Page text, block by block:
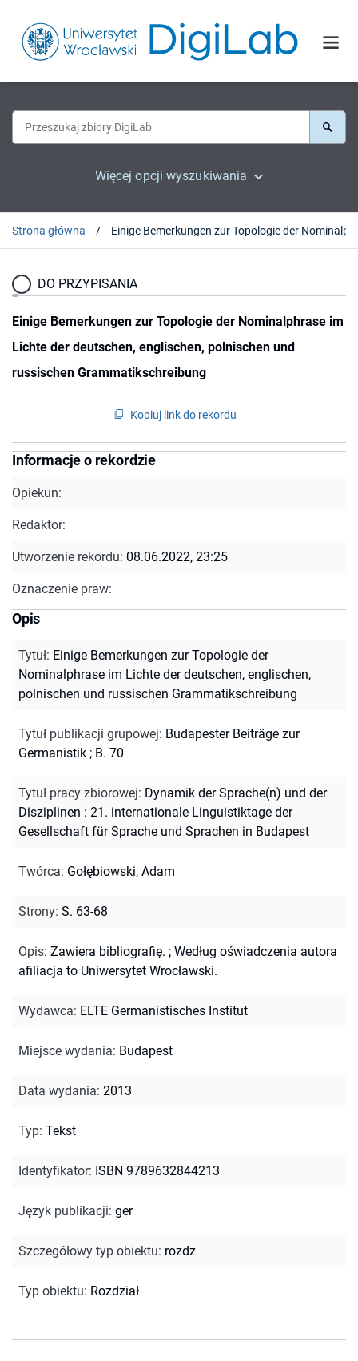
Więcej opcji wyszukiwania
Strona główna
DO PRZYPISANIA
Einige Bemerkungen zur Topologie der Nominalphrase im
Lichte der deutschen, englischen, polnischen und
russischen Grammatikschreibung
Kopiuj link do rekordu
Informacje o rekordzie
Opiekun:
Redaktor:
Utworzenie rekordu: 08.06.2022, 23:25
Oznaczenie praw:
Opis
Tytuł: Einige Bemerkungen zur Topologie der
Nominalphrase im Lichte der deutschen, englischen,
polnischen und russischen Grammatikschreibung
Tytuł publikacji grupowej: Budapester Beiträge zur
Germanistik ; B. 70
Tytuł pracy zbiorowej: Dynamik der Sprache(n) und der
Disziplinen : 21. internationale Linguistiktage der
Gesellschaft für Sprache und Sprachen in Budapest
Twórca: Gołębiowski, Adam
Strony: S. 63-68
Opis: Zawiera bibliografię. ; Według oświadczenia autora
afiliacja to Uniwersytet Wrocławski.
Wydawca: ELTE Germanistisches Institut
Miejsce wydania: Budapest
Data wydania: 2013
Typ: Tekst
Identyfikator: ISBN 9789632844213
Język publikacji: ger
Szczegółowy typ obiektu: rozdz
Typ obiektu: Rozdział